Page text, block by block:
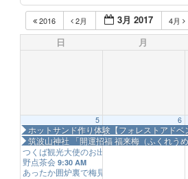
2016 2月 3月 2017 4月
日 月
5
つくば観光大使のお出迎え
野点茶会 9:30 AM
あったか囲炉裏で梅見
ホットサンド作り体験【フォレストアドベ
筑波山神社 「開運招福 福来梅（ふくれうめ
6